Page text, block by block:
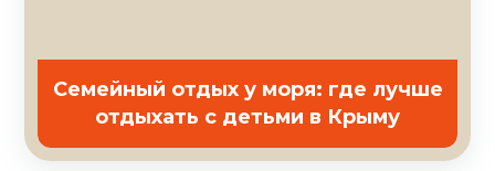
Семейный отдых у моря: где лучше
отдыхать с детьми в Крыму